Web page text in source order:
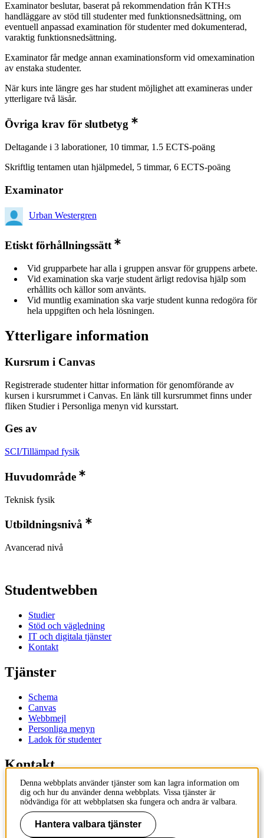
Examinator beslutar, baserat på rekommendation från KTH:s
handläggare av stöd till studenter med funktionsnedsättning, om
eventuell anpassad examination för studenter med dokumenterad,
varaktig funktionsnedsättning.
Examinator får medge annan examinationsform vid omexamination
av enstaka studenter.
När kurs inte längre ges har student möjlighet att examineras under
ytterligare två läsår.
Övriga krav för slutbetyg
Deltagande i 3 laborationer, 10 timmar, 1.5 ECTS-poäng
Skriftlig tentamen utan hjälpmedel, 5 timmar, 6 ECTS-poäng
Examinator
Urban Westergren
Etiskt förhållningssätt
Vid grupparbete har alla i gruppen ansvar för gruppens arbete.
Vid examination ska varje student ärligt redovisa hjälp som
erhållits och källor som använts.
Vid muntlig examination ska varje student kunna redogöra för
hela uppgiften och hela lösningen.
Ytterligare information
Kursrum i Canvas
Registrerade studenter hittar information för genomförande av
kursen i kursrummet i Canvas. En länk till kursrummet finns under
fliken Studier i Personliga menyn vid kursstart.
Ges av
SCI/Tillämpad fysik
Huvudområde
Teknisk fysik
Utbildningsnivå
Avancerad nivå
Studentwebben
Studier
Stöd och vägledning
IT och digitala tjänster
Kontakt
Tjänster
Schema
Canvas
Webbmejl
Personliga menyn
Ladok för studenter
Kontakt
Kontakta utbildningsprogram
Kontakta kurs
IT-support
KTH Entré
Denna webbplats använder tjänster som kan lagra information om
dig och hur du använder denna webbplats. Vissa tjänster är
nödvändiga för att webbplatsen ska fungera och andra är valbara.
Hantera valbara tjänster